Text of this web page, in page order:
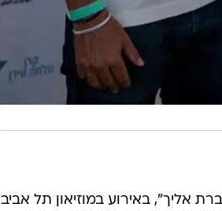
אליך", באירוע במוזיאון תל אביב